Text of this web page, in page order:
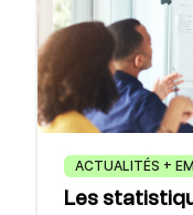
ACTUALITÉS +
Les